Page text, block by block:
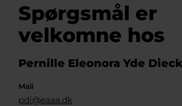
Spørgsmål er
velkomne hos
Pernille Eleonora Yde
Mail
pdi@eaaa.dk